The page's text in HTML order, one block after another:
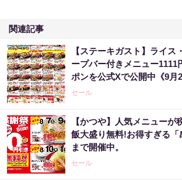
関連記事
【ステーキガスト】ライス
ープバー付きメニュー1111
ポンを公式Xで公開中《9月
セール
【かつや】人気メニューが
飯大盛り無料!お得すぎる「
まで開催中。
セール